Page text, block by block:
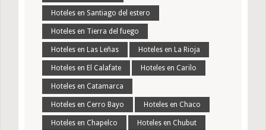
Hoteles en Santiago del estero
Hoteles en Tierra del fuego
Hoteles en Las Leñas Hoteles en La Rioja
Hoteles en El Calafate Hoteles en Carilo
Hoteles en Catamarca
Hoteles en Cerro Bayo Hoteles en Chaco
Hoteles en Chapelco Hoteles en Chubut